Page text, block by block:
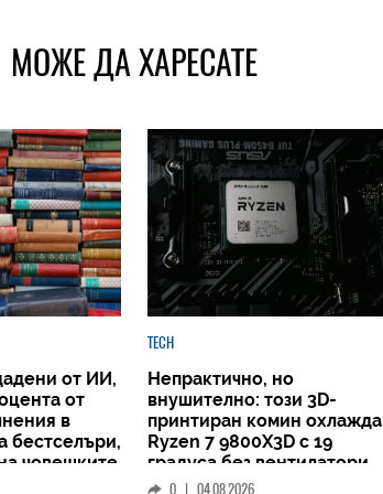
МОЖЕ ДА ХАРЕСАТЕ
от ИИ,
от
в
бестселъри,
човешките
TECH
Непрактично, но
внушително: този 3D-
принтиран комин охлажда
Ryzen 7 9800X3D с 19
градуса без вентилатори
0 | 04.08.2026